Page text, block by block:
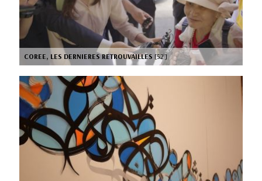
COREE, LES DERNIERES RETROUVAILLES [52’]